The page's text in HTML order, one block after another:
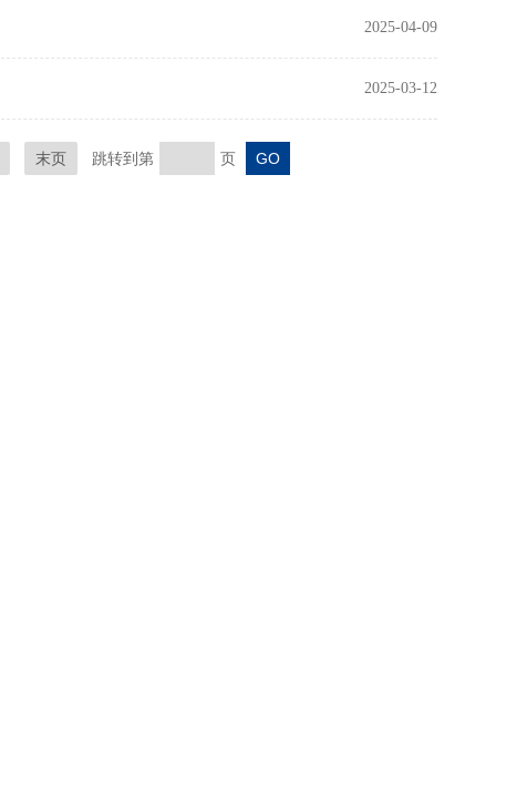
2025-04-09
2025-03-12
末页 跳转到第 页